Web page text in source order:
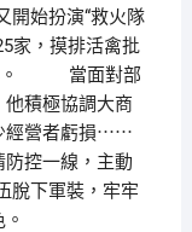
開始扮演“救火隊
家，摸排活禽批
桌。 當面對部
積極協調大商
經營者虧損⋯⋯
控一線，主動
下軍裝，牢牢
。